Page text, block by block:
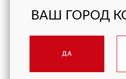
ВАШ ГОРОД
ДА